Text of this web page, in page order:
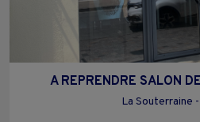
A REPRENDRE SALON
La Souterraine